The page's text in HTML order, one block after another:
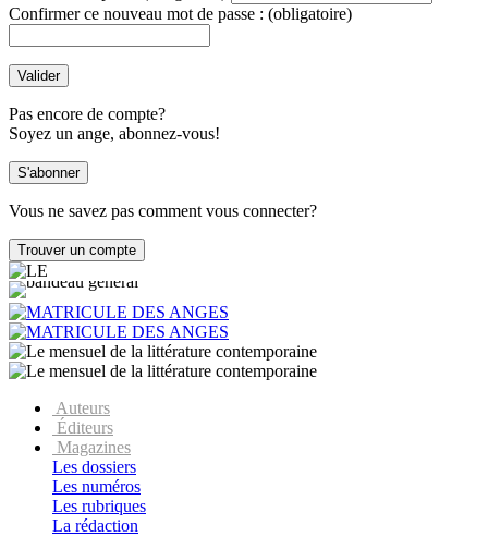
Confirmer ce nouveau mot de passe : (obligatoire)
Pas encore de compte?
Soyez un ange, abonnez-vous!
Vous ne savez pas comment vous connecter?
Auteurs
Éditeurs
Magazines
Les dossiers
Les numéros
Les rubriques
La rédaction